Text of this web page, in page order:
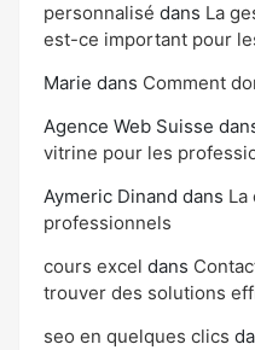
personnalisé dans La
est-ce important pour
Marie dans Comment
Agence Web Suisse
vitrine pour les
Aymeric Dinand dans La
professionnels
cours excel dans
trouver des solutions
seo en quelques clics